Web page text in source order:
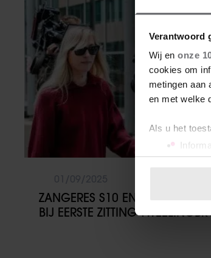
Verantwoord
Wij en onze
cookies om
metingen aan
en met welke
Als u het
Uw
toestemming
We
ZANGERES S10 EN MOEDER
BIJ EERSTE ZITTING